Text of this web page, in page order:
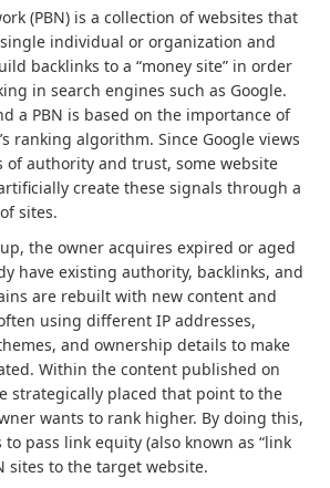
(PBN) is a collection of websites that
individual or organization and
backlinks to a “money site” in order
in search engines such as Google.
a PBN is based on the importance of
ranking algorithm. Since Google views
of authority and trust, some website
create these signals through a
sites.
the owner acquires expired or aged
have existing authority, backlinks, and
are rebuilt with new content and
using different IP addresses,
and ownership details to make
Within the content published on
strategically placed that point to the
wants to rank higher. By doing this,
pass link equity (also known as “link
sites to the target website.